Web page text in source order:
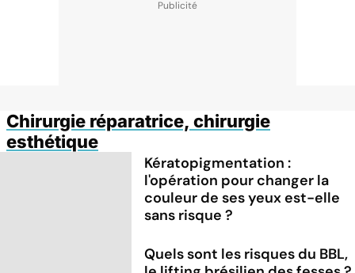
Chirurgie réparatrice, chirurgie
esthétique
Kératopigmentation :
l'opération pour changer la
couleur de ses yeux est-elle
sans risque ?
Quels sont les risques du BBL,